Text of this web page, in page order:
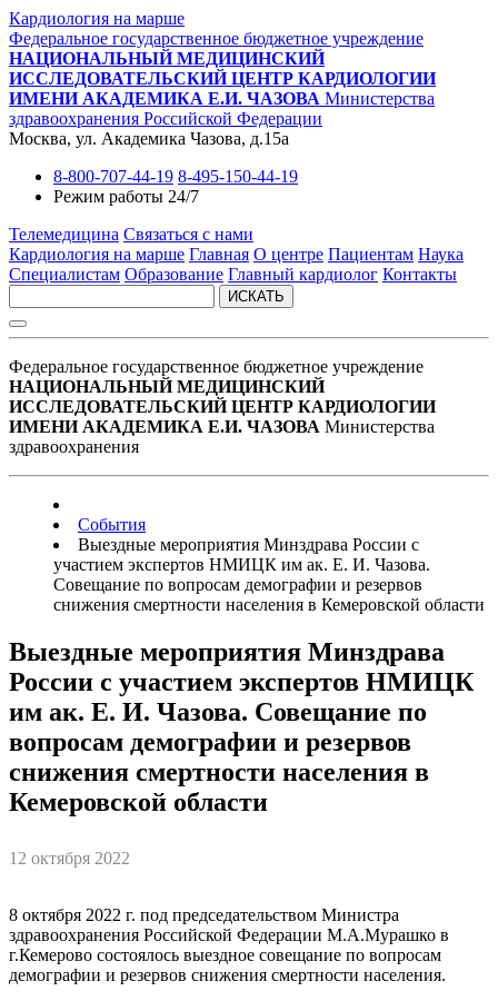
Кардиология на марше
Федеральное государственное бюджетное учреждение
НАЦИОНАЛЬНЫЙ МЕДИЦИНСКИЙ
ИССЛЕДОВАТЕЛЬСКИЙ ЦЕНТР КАРДИОЛОГИИ
ИМЕНИ АКАДЕМИКА Е.И. ЧАЗОВА Министерства
здравоохранения Российской Федерации
Москва, ул. Академика Чазова, д.15а
8-800-707-44-19 8-495-150-44-19
Режим работы 24/7
Телемедицина Связаться с нами
Кардиология на марше Главная О центре Пациентам Наука
Специалистам Образование Главный кардиолог Контакты
ИСКАТЬ
Федеральное государственное бюджетное учреждение
НАЦИОНАЛЬНЫЙ МЕДИЦИНСКИЙ
ИССЛЕДОВАТЕЛЬСКИЙ ЦЕНТР КАРДИОЛОГИИ
ИМЕНИ АКАДЕМИКА Е.И. ЧАЗОВА Министерства
здравоохранения
События
Выездные мероприятия Минздрава России с
участием экспертов НМИЦК им ак. Е. И. Чазова.
Совещание по вопросам демографии и резервов
снижения смертности населения в Кемеровской области
Выездные мероприятия Минздрава
России с участием экспертов НМИЦК
им ак. Е. И. Чазова. Совещание по
вопросам демографии и резервов
снижения смертности населения в
Кемеровской области
12 октября 2022
8 октября 2022 г. под председательством Министра
здравоохранения Российской Федерации М.А.Мурашко в
г.Кемерово состоялось выездное совещание по вопросам
демографии и резервов снижения смертности населения.